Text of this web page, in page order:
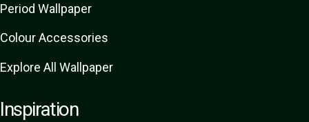
Period Wallpaper
Colour Accessories
Explore All Wallpaper
Inspiration